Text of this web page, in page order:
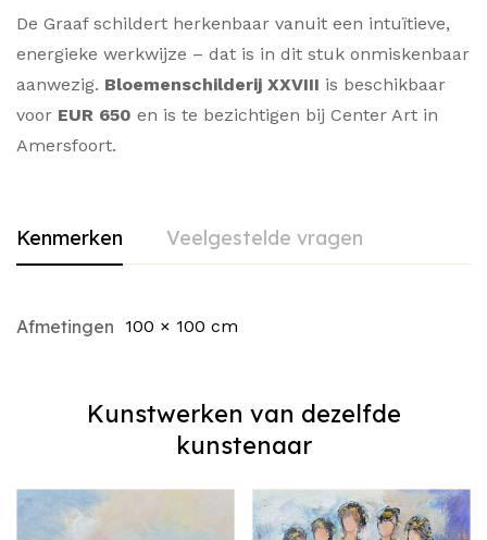
De Graaf schildert herkenbaar vanuit een intuïtieve,
energieke werkwijze – dat is in dit stuk onmiskenbaar
aanwezig. Bloemenschilderij XXVIII is beschikbaar
voor EUR 650 en is te bezichtigen bij Center Art in
Amersfoort.
Kenmerken Veelgestelde vragen
Afmetingen 100 × 100 cm
Kunstwerken van dezelfde
kunstenaar